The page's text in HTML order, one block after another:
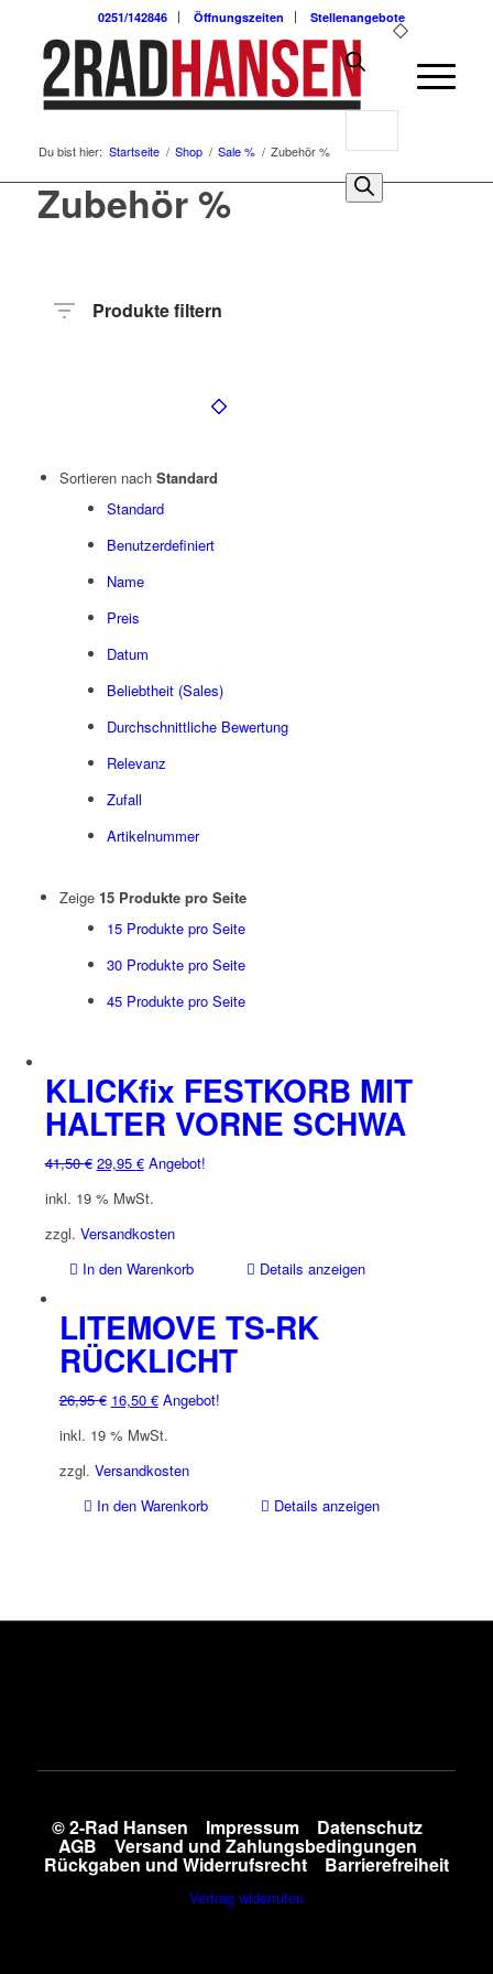
0251/142846 Öffnungszeiten Stellenangebote
0
Du bist hier: Startseite / Shop / Sale % / Zubehör %
Zubehör %
Produkte filtern
Sortieren nach Standard
Standard
Benutzerdefiniert
Name
Preis
Datum
Beliebtheit (Sales)
Durchschnittliche Bewertung
Relevanz
Zufall
Artikelnummer
Zeige 15 Produkte pro Seite
15 Produkte pro Seite
30 Produkte pro Seite
45 Produkte pro Seite
KLICKfix FESTKORB MIT
HALTER VORNE SCHWA
41,50€ Ursprünglicher
war:
41,50 €
29,95 €Aktueller
ist:
29,95 €.
Angebot!
inkl. 19 % MwSt.
zzgl. Versandkosten
In den Warenkorb
Details anzeigen
LITEMOVE TS-RK
RÜCKLICHT
26,95€ Ursprünglicher
war:
26,95 €
16,50 €Aktueller
ist:
16,50 €.
Angebot!
inkl. 19 % MwSt.
zzgl. Versandkosten
In den Warenkorb
Details anzeigen
© 2-Rad Hansen Impressum Datenschutz
AGB Versand und Zahlungsbedingungen
Rückgaben und Widerrufsrecht Barrierefreiheit
Vertrag widerrufen